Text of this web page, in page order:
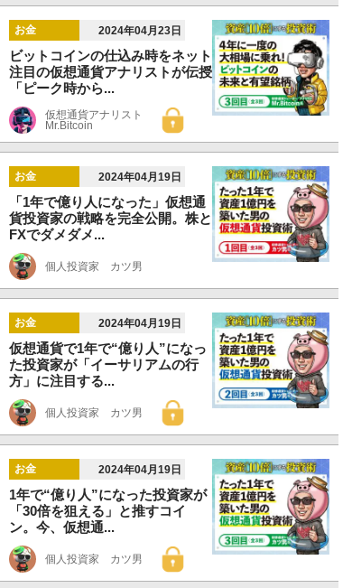
お金 2024年04月23日
ビットコインの仕込み時をネット
注目の仮想通貨アナリストが伝授
「ピーク時から...
仮想通貨アナリスト
Mr.Bitcoin
お金 2024年04月19日
「1年で億り人になった」仮想通
貨投資家の戦略を完全公開。株と
FXでダメダメ...
個人投資家 カツ男
お金 2024年04月19日
仮想通貨で1年で“億り人”になっ
た投資家が「イーサリアムの行
方」に注目する...
個人投資家 カツ男
お金 2024年04月19日
1年で“億り人”になった投資家が
「30倍を狙える」と推すコイ
ン。今、仮想通...
個人投資家 カツ男